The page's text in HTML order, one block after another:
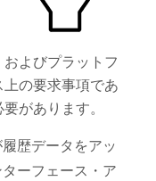
よびプラットフ
の要求事項であ
があります。
歴データをアッ
ーフェース・ア